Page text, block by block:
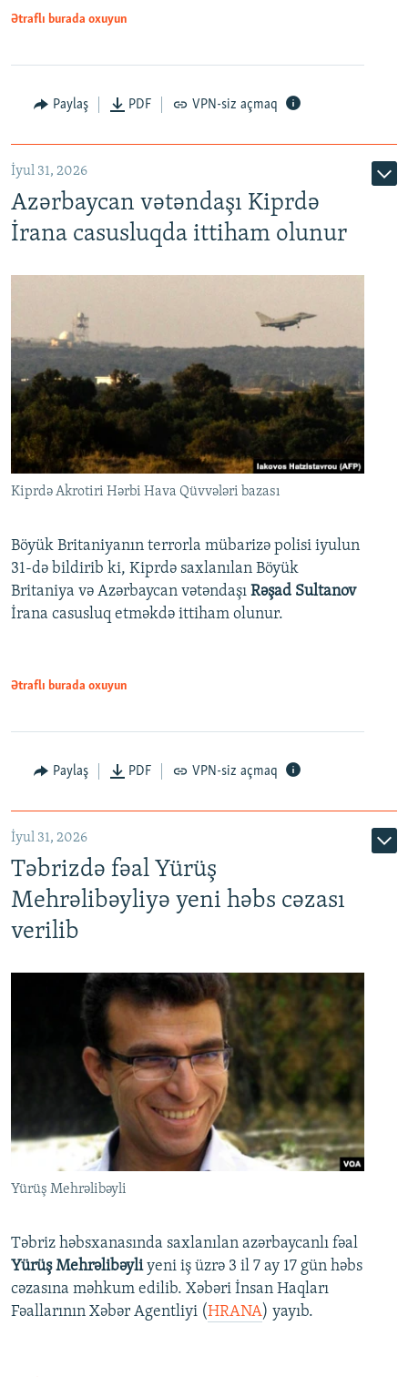
Ətraflı burada oxuyun
Paylaş PDF VPN-siz açmaq
İyul 31, 2026
Azərbaycan vətəndaşı Kiprdə
İrana casusluqda ittiham olunur
Kiprdə Akrotiri Hərbi Hava Qüvvələri bazası
Böyük Britaniyanın terrorla mübarizə polisi iyulun
31-də bildirib ki, Kiprdə saxlanılan Böyük
Britaniya və Azərbaycan vətəndaşı Rəşad Sultanov
İrana casusluq etməkdə ittiham olunur.
Ətraflı burada oxuyun
Paylaş PDF VPN-siz açmaq
İyul 31, 2026
Təbrizdə fəal Yürüş
Mehrəlibəyliyə yeni həbs cəzası
verilib
Yürüş Mehrəlibəyli
Təbriz həbsxanasında saxlanılan azərbaycanlı fəal
Yürüş Mehrəlibəyliyeni iş üzrə 3 il 7 ay 17 gün həbs
cəzasına məhkum edilib. Xəbəri İnsan Haqları
Fəallarının Xəbər Agentliyi (HRANA) yayıb.